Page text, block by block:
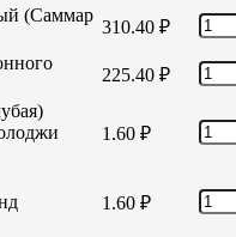
(Саммар
310.40 ₽
225.40 ₽
1.60 ₽
1.60 ₽